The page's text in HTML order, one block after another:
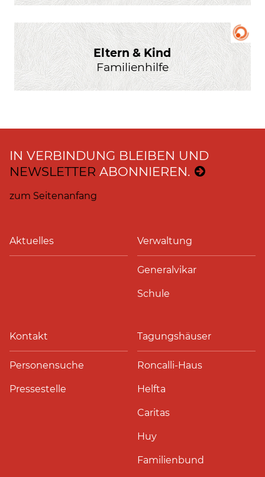
Eltern & Kind
Familienhilfe
IN VERBINDUNG BLEIBEN UND
NEWSLETTER ABONNIEREN.
zum Seitenanfang
Aktuelles Verwaltung
Generalvikar
Schule
Kontakt
Personensuche
Pressestelle
Tagungshäuser
Roncalli-Haus
Helfta
Caritas
Huy
Familienbund